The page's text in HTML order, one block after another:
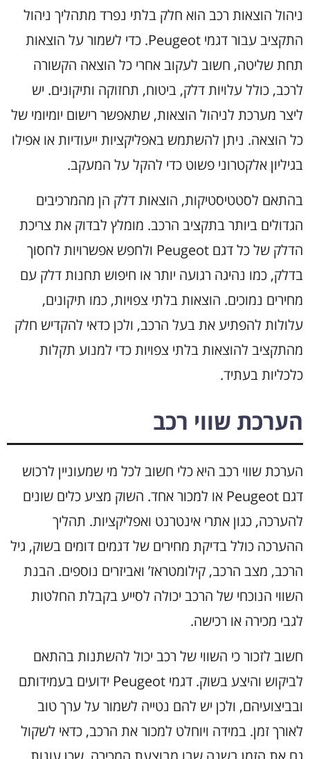
ניהול הוצאות רכב הוא חלק בלתי נפרד מתהליך ניהול
התקציב עבור דגמי Peugeot. כדי לשמור על הוצאות
תחת שליטה, חשוב לעקוב אחרי כל הוצאה הקשורה
לרכב, כולל עלויות דלק, ביטוח, תחזוקה ותיקונים. יש
ליצר מערכת לניהול הוצאות, שתאפשר רישום יומיומי של
כל הוצאה. ניתן להשתמש באפליקציות ייעודיות או אפילו
בגיליון אלקטרוני פשוט כדי להקל על המעקב.
בהתאם לסטטיסטיקות, הוצאות דלק הן מהמרכיבים
הגדולים ביותר בתקציב הרכב. מומלץ לבדוק את צריכת
הדלק של כל דגם Peugeot ולחפש אפשרויות לחסוך
בדלק, כמו נהיגה רגועה יותר או חיפוש תחנות דלק עם
מחירים נמוכים. הוצאות בלתי צפויות, כמו תיקונים,
עלולות להפתיע את בעל הרכב, ולכן כדאי להקדיש חלק
מהתקציב להוצאות בלתי צפויות כדי למנוע תקלות
כלכליות בעתיד.
הערכת שווי רכב
הערכת שווי רכב היא כלי חשוב לכל מי שמעוניין לרכוש
דגם Peugeot או למכור אחד. השוק מציע כלים שונים
להערכה, כגון אתרי אינטרנט ואפליקציות. תהליך
ההערכה כולל בדיקת מחירים של דגמים דומים בשוק, גיל
הרכב, מצב הרכב, קילומטראז’ ואביזרים נוספים. הבנת
השווי הנוכחי של הרכב יכולה לסייע בקבלת החלטות
לגבי מכירה או רכישה.
חשוב לזכור כי השווי של רכב יכול להשתנות בהתאם
לביקוש והיצע בשוק. דגמי Peugeot ידועים בעמידותם
ובביצועיהם, ולכן יש להם נטייה לשמור על ערך טוב
לאורך זמן. במידה ויוחלט למכור את הרכב, כדאי לשקול